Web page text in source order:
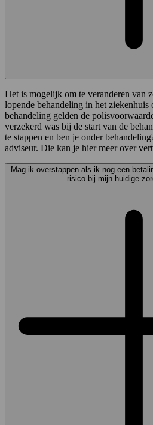
Het is mogelijk om te veranderen van
lopende behandeling in het ziekenhuis
behandeling gelden de
verzekerd was bij de start van de
te stappen en ben je onder
adviseur. Die kan je hier meer over
Mag ik overstappen als ik nog een
risico bij mijn huidige